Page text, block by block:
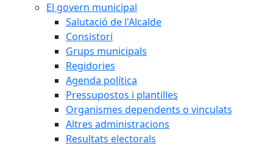
El govern municipal
Salutació de l'Alcalde
Consistori
Grups municipals
Regidories
Agenda política
Pressupostos i plantilles
Organismes dependents o vinculats
Altres administracions
Resultats electorals